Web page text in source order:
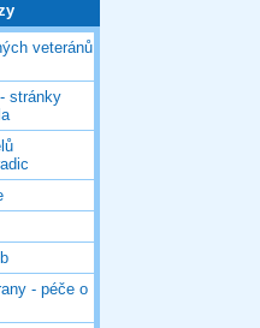
veteránů
stránky
- péče o